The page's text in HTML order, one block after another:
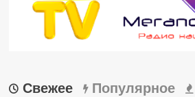
Свежее Популярное